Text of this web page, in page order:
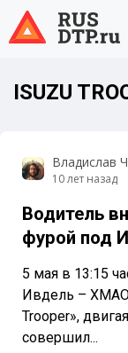
ISUZU
Владислав
10 лет назад
Водитель
фурой под
5 мая в 13:15
Ивдель – ХМАО
Trooper»,
совершил...